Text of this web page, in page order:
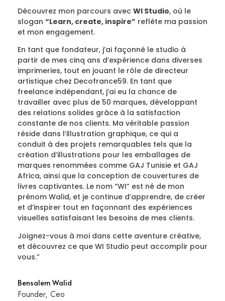
Découvrez mon parcours avec WI Studio, où le
slogan “Learn, create, inspire” reflète ma passion
et mon engagement.
En tant que fondateur, j’ai façonné le studio à
partir de mes cinq ans d’expérience dans diverses
imprimeries, tout en jouant le rôle de directeur
artistique chez Decofrance59. En tant que
freelance indépendant, j’ai eu la chance de
travailler avec plus de 50 marques, développant
des relations solides grâce à la satisfaction
constante de nos clients. Ma véritable passion
réside dans l’illustration graphique, ce qui a
conduit à des projets remarquables tels que la
création d’illustrations pour les emballages de
marques renommées comme GAJ Tunisie et GAJ
Africa, ainsi que la conception de couvertures de
livres captivantes. Le nom “WI” est né de mon
prénom Walid, et je continue d’apprendre, de créer
et d’inspirer tout en façonnant des expériences
visuelles satisfaisant les besoins de mes clients.
Joignez-vous à moi dans cette aventure créative,
et découvrez ce que WI Studio peut accomplir pour
vous.”
Bensalem Walid
Founder, Ceo